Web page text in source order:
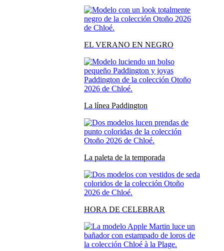
EL VERANO EN NEGRO
La línea Paddington
La paleta de la temporada
HORA DE CELEBRAR